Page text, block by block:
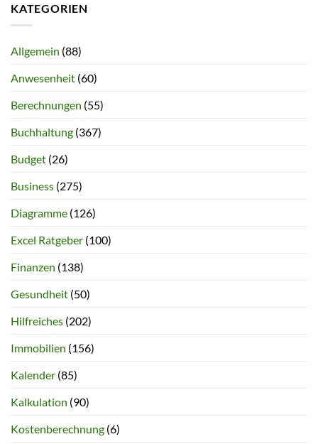
KATEGORIEN
Allgemein (88)
Anwesenheit (60)
Berechnungen (55)
Buchhaltung (367)
Budget (26)
Business (275)
Diagramme (126)
Excel Ratgeber (100)
Finanzen (138)
Gesundheit (50)
Hilfreiches (202)
Immobilien (156)
Kalender (85)
Kalkulation (90)
Kostenberechnung (6)